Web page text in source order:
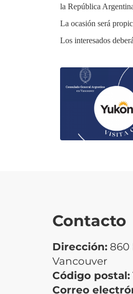
la República
La ocasión será
Los interesados
Contacto
Dirección: 860
Vancouver
Código postal:
Correo